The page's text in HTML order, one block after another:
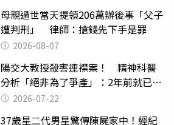
母親過世當天提領206萬辦後事「父子
遭判刑」 律師：搶錢先下手是罪
2026-08-07
陽交大教授殺害連襟案！ 精神科醫
分析「絕非為了爭產」：2年前就已言
行詭異
2026-07-22
37歲星二代男星驚傳陳屍家中！經紀